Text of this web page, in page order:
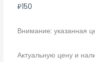
₽150
Внимание: указанная
Актуальную цену и